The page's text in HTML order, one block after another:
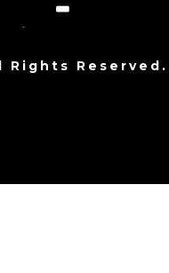
Rights Reserved.